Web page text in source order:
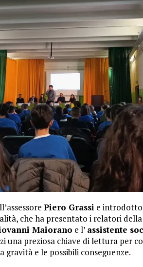
Piero Grassi e
che ha presentato i relatori
Maiorano e l’ assistente
una preziosa chiave di lettura per
gravità e le possibili conseguenze.